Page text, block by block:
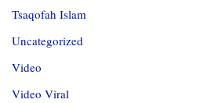
Tsaqofah Islam
Uncategorized
Video
Video Viral